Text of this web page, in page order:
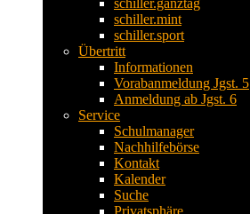
schiller.ganztag
schiller.mint
schiller.sport
Übertritt
Informationen
Vorabanmeldung Jgst. 5
Anmeldung ab Jgst. 6
Service
Schulmanager
Nachhilfebörse
Kontakt
Kalender
Suche
Privatsphäre